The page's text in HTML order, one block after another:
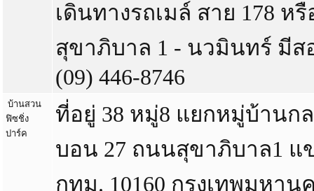
เดินทางรถเมล์ สาย 178 ห
สุขาภิบาล 1 - นวมินทร์ มีส
(09) 446-8746
บ้านสวน
ฟิซชิ่ง
ปาร์ค
ที่อยู่ 38 หมู่8 แยกหมู่บ้านก
บอน 27 ถนนสุขาภิบาล1 แ
กทม. 10160 กรุงเทพมหาน